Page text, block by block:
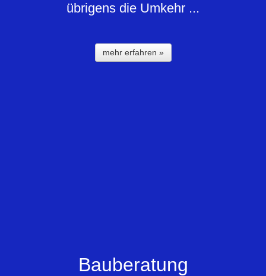
übrigens die Umkehr ...
mehr erfahren »
Bauberatung